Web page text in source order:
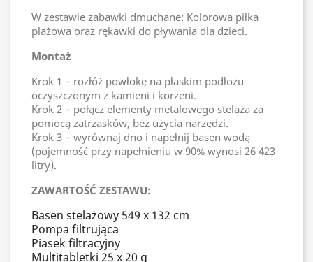
W zestawie zabawki dmuchane: Kolorowa piłka
plażowa oraz rękawki do pływania dla dzieci.
Montaż
Krok 1 – rozłóż powłokę na płaskim podłożu
oczyszczonym z kamieni i korzeni.
Krok 2 – połącz elementy metalowego stelaża za
pomocą zatrzasków, bez użycia narzędzi.
Krok 3 – wyrównaj dno i napełnij basen wodą
(pojemność przy napełnieniu w 90% wynosi 26 423
litry).
ZAWARTOŚĆ ZESTAWU:
Basen stelażowy 549 x 132 cm
Pompa filtrująca
Piasek filtracyjny
Multitabletki 25 x 20 g